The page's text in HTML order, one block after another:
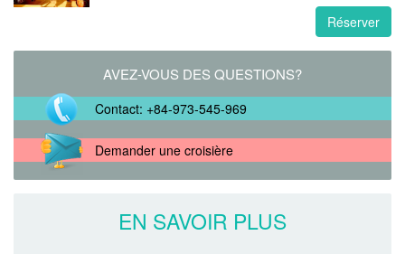
Réserver
AVEZ-VOUS DES QUESTIONS?
Contact: +84-973-545-969
Demander une croisière
EN SAVOIR PLUS